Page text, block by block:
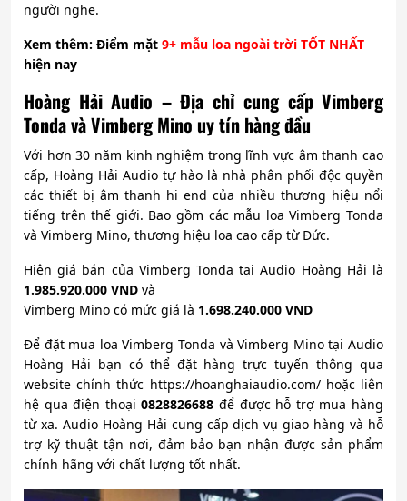
người nghe.
Xem thêm: Điểm mặt 9+ mẫu loa ngoài trời TỐT NHẤT
hiện nay
Hoàng Hải Audio – Địa chỉ cung cấp Vimberg
Tonda và Vimberg Mino uy tín hàng đầu
Với hơn 30 năm kinh nghiệm trong lĩnh vực âm thanh cao
cấp, Hoàng Hải Audio tự hào là nhà phân phối độc quyền
các thiết bị âm thanh hi end của nhiều thương hiệu nổi
tiếng trên thế giới. Bao gồm các mẫu loa Vimberg Tonda
và Vimberg Mino, thương hiệu loa cao cấp từ Đức.
Hiện giá bán của Vimberg Tonda tại Audio Hoàng Hải là
1.985.920.000 VND và
Vimberg Mino có mức giá là 1.698.240.000 VND
Để đặt mua loa Vimberg Tonda và Vimberg Mino tại Audio
Hoàng Hải bạn có thể đặt hàng trực tuyến thông qua
website chính thức https://hoanghaiaudio.com/ hoặc liên
hệ qua điện thoại0828826688 để được hỗ trợ mua hàng
từ xa. Audio Hoàng Hải cung cấp dịch vụ giao hàng và hỗ
trợ kỹ thuật tận nơi, đảm bảo bạn nhận được sản phẩm
chính hãng với chất lượng tốt nhất.